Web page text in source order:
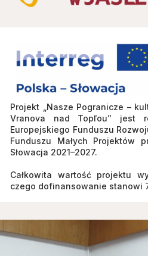
Projekt „Nasze Pogranicze –
Vranova nad Topľou” jest
Europejskiego Funduszu
Funduszu Małych Projektów
Słowacja 2021–2027.
Całkowita wartość projektu
czego dofinansowanie stanowi